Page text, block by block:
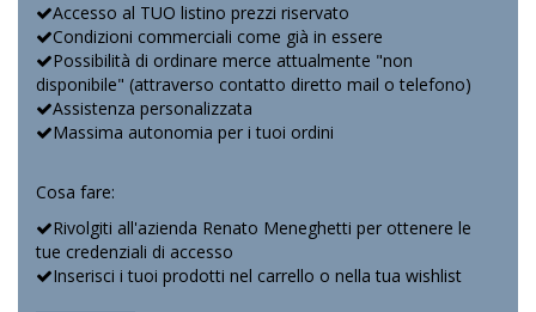
Accesso al TUO listino prezzi riservato
Condizioni commerciali come già in essere
Possibilità di ordinare merce attualmente "non
disponibile" (attraverso contatto diretto mail o telefono)
Assistenza personalizzata
Massima autonomia per i tuoi ordini
Cosa fare:
Rivolgiti all'azienda Renato Meneghetti per ottenere le
tue credenziali di accesso
Inserisci i tuoi prodotti nel carrello o nella tua wishlist